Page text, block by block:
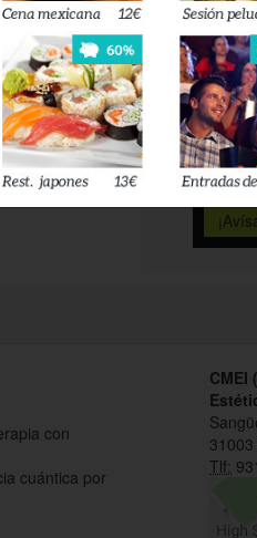
esté
con
cuántica por
CMEI
Tlf: